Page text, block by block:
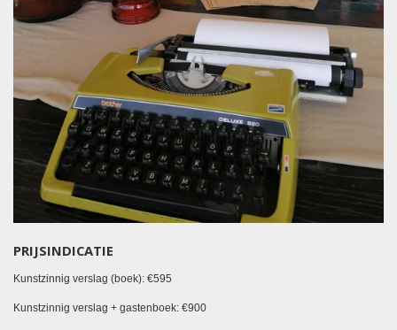
PRIJSINDICATIE
Kunstzinnig verslag (boek): €595
Kunstzinnig verslag + gastenboek: €900